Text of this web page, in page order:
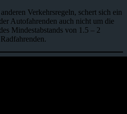
Verkehrsregeln, schert sich ein
Autofahrenden auch nicht um die
Mindestabstands von 1.5 – 2